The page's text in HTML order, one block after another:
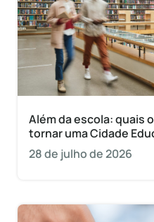
Além da escola: quais
tornar uma Cidade
28 de julho de 2026